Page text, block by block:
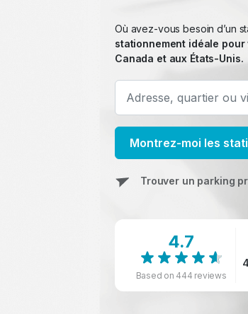
Où avez-vous besoin d’un
stationnement idéale
Canada et aux États-Unis.
Montrez-moi les
Trouver un parking
4.7
Based on 444 reviews